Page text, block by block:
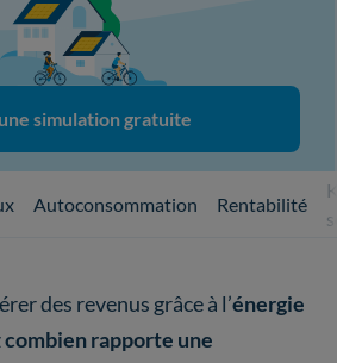
simulation gratuite
Autoconsommation Rentabilité
des revenus grâce à l’énergie
combien rapporte une